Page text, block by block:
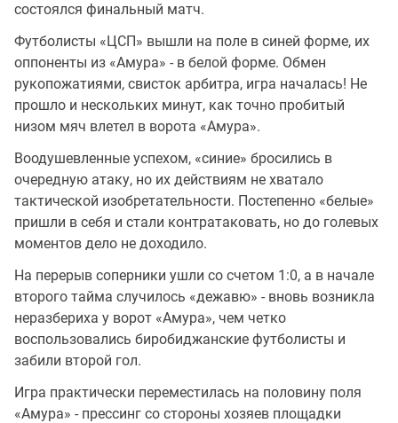
состоялся финальный матч.
Футболисты «ЦСП» вышли на поле в синей форме, их
оппоненты из «Амура» - в белой форме. Обмен
рукопожатиями, свисток арбитра, игра началась! Не
прошло и нескольких минут, как точно пробитый
низом мяч влетел в ворота «Амура».
Воодушевленные успехом, «синие» бросились в
очередную атаку, но их действиям не хватало
тактической изобретательности. Постепенно «белые»
пришли в себя и стали контратаковать, но до голевых
моментов дело не доходило.
На перерыв соперники ушли со счетом 1:0, а в начале
второго тайма случилось «дежавю» - вновь возникла
неразбериха у ворот «Амура», чем четко
воспользовались биробиджанские футболисты и
забили второй гол.
Игра практически переместилась на половину поля
«Амура» - прессинг со стороны хозяев площадки